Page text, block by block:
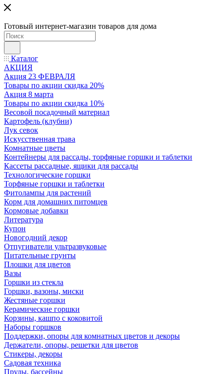
Готовый интернет-магазин товаров для дома
Каталог
АКЦИЯ
Акция 23 ФЕВРАЛЯ
Товары по акции скидка 20%
Акция 8 марта
Товары по акции скидка 10%
Весовой посадочный материал
Картофель (клубни)
Лук севок
Искусственная трава
Комнатные цветы
Контейнеры для рассады, торфяные горшки и таблетки
Кассеты рассадные, ящики для рассады
Технологические горшки
Торфяные горшки и таблетки
Фитолампы для растений
Корм для домашних питомцев
Кормовые добавки
Литература
Купон
Новогодний декор
Отпугиватели ультразвуковые
Питательные грунты
Плошки для цветов
Вазы
Горшки из стекла
Горшки, вазоны, миски
Жестяные горшки
Керамические горшки
Корзины, кашпо с коковитой
Наборы горшков
Поддержки, опоры для комнатных цветов и декоры
Держатели, опоры, решетки для цветов
Стикеры, декоры
Садовая техника
Пруды, бассейны